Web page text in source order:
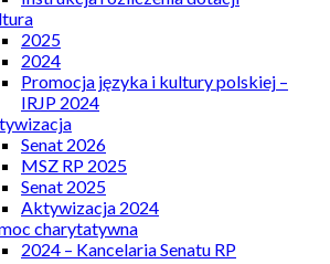
2025
2024
Promocja języka i kultury polskiej –
IRJP 2024
Senat 2026
MSZ RP 2025
Senat 2025
Aktywizacja 2024
charytatywna
2024 – Kancelaria Senatu RP